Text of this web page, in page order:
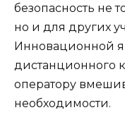
безопасность не
но и для других
Инновационной
дистанционного
оператору
необходимости.